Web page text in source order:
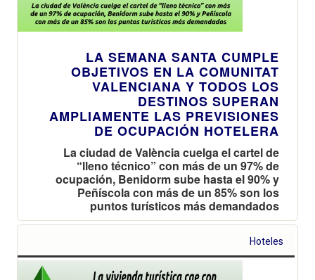
LA SEMANA SANTA CUMPLE
OBJETIVOS EN LA COMUNITAT
VALENCIANA Y TODOS LOS
DESTINOS SUPERAN
AMPLIAMENTE LAS PREVISIONES
DE OCUPACIÓN HOTELERA
La ciudad de València cuelga el cartel de
“lleno técnico” con más de un 97% de
ocupación, Benidorm sube hasta el 90% y
Peñíscola con más de un 85% son los
puntos turísticos más demandados
Hoteles